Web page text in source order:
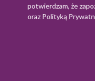
potwierdzam, że
oraz Polityką